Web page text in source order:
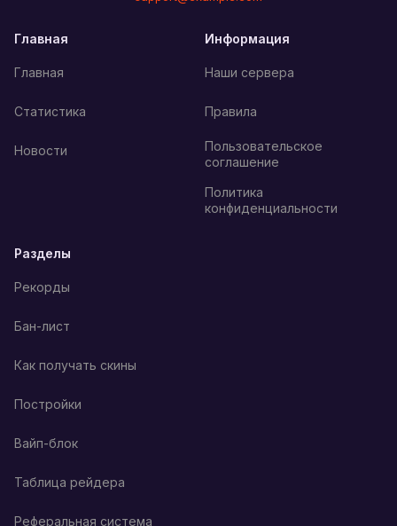
Главная
Главная
Статистика
Новости
Информация
Наши сервера
Правила
Пользовательское
соглашение
Политика
конфиденциальности
Разделы
Рекорды
Бан-лист
Как получать скины
Постройки
Вайп-блок
Таблица рейдера
Реферальная система